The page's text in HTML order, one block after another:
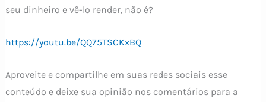
seu dinheiro e vê-lo render, não é?
https://youtu.be/QQ75TSCKxBQ
Aproveite e compartilhe em suas redes sociais esse
conteúdo e deixe sua opinião nos comentários para a